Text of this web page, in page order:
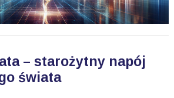
– starożytny napój
świata